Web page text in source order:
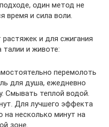
один метод не
время и сила воли.
и для сжигания
и животе:
перемолоть
для душа, ежедневно
Смывать теплой водой.
Для лучшего эффекта
несколько минут на
зоне.